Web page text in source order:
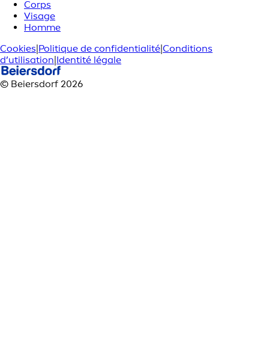
Corps
Visage
Homme
Cookies Politique de confidentialité Conditions
d’utilisation Identité légale
© Beiersdorf 2026